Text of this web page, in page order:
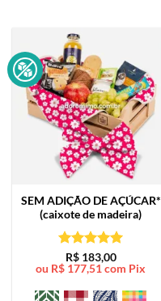
SEM ADIÇÃO DE AÇÚCAR*
(caixote de madeira)
Avaliação5
de 5
R$183,00
ou R$ 177,51com Pix